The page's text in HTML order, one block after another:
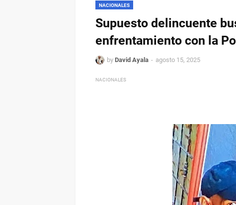
NACIONALES
Supuesto delincuente
enfrentamiento con la
by David Ayala agosto 15, 2025
NACIONALES